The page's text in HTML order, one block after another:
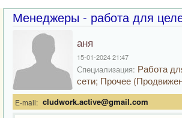
Менеджеры - работа для
аня
15-01-2024 21:47
Специализация: Работа
сети; Прочее
E-mail: cludwork.active@gmail.com